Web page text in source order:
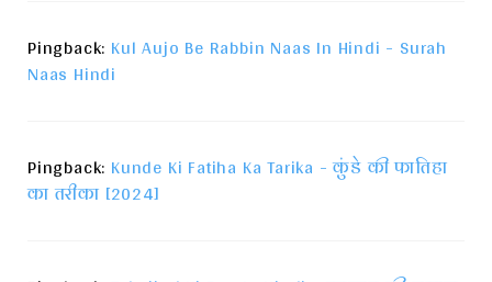
Pingback: Kul Aujo Be Rabbin Naas In Hindi - Surah
Naas Hindi
Pingback: Kunde Ki Fatiha Ka Tarika - कुंडे की फातिहा
का तरीका [2024]